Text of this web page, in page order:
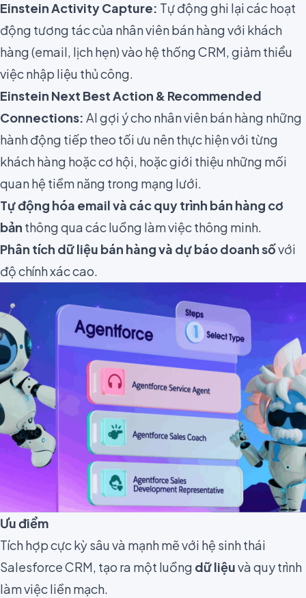
Einstein Activity Capture: Tự động ghi lại các hoạt
động tương tác của nhân viên bán hàng với khách
hàng (email, lịch hẹn) vào hệ thống CRM, giảm thiểu
việc nhập liệu thủ công.
Einstein Next Best Action & Recommended
Connections: AI gợi ý cho nhân viên bán hàng những
hành động tiếp theo tối ưu nên thực hiện với từng
khách hàng hoặc cơ hội, hoặc giới thiệu những mối
quan hệ tiềm năng trong mạng lưới.
Tự động hóa email và các quy trình bán hàng cơ
bản thông qua các luồng làm việc thông minh.
Phân tích dữ liệu bán hàng và dự báo doanh sốvới
độ chính xác cao.
Ưu điểm
Tích hợp cực kỳ sâu và mạnh mẽ với hệ sinh thái
Salesforce CRM, tạo ra một luồng dữ liệuvà quy trình
làm việc liền mạch.